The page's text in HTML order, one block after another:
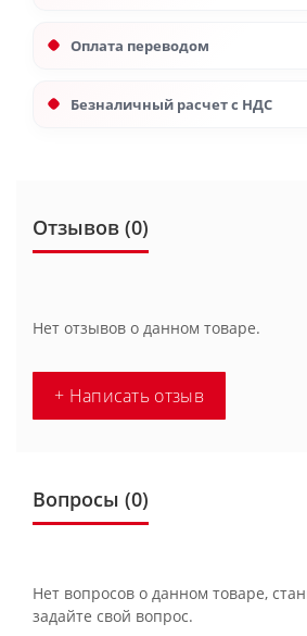
Оплата переводом
Безналичный расчет с НДС
Отзывов (0)
Нет отзывов о данном товаре.
+ Написать отзыв
Вопросы (0)
Нет вопросов о данном товаре,
задайте свой вопрос.